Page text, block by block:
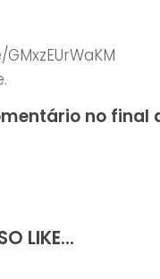
no final
LIKE...